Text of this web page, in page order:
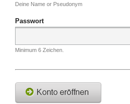
gratisDeine Name or Pseudonym
Passwort
Minimum 6 Zeichen.